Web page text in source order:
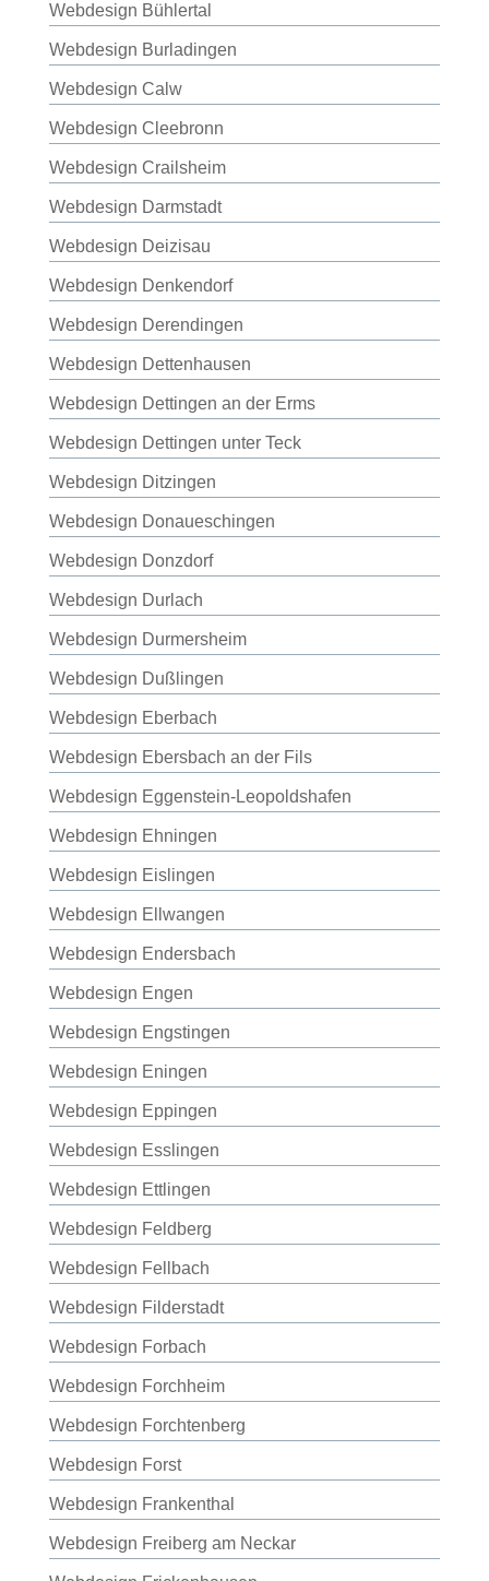
Webdesign Bühlertal
Webdesign Burladingen
Webdesign Calw
Webdesign Cleebronn
Webdesign Crailsheim
Webdesign Darmstadt
Webdesign Deizisau
Webdesign Denkendorf
Webdesign Derendingen
Webdesign Dettenhausen
Webdesign Dettingen an der Erms
Webdesign Dettingen unter Teck
Webdesign Ditzingen
Webdesign Donaueschingen
Webdesign Donzdorf
Webdesign Durlach
Webdesign Durmersheim
Webdesign Dußlingen
Webdesign Eberbach
Webdesign Ebersbach an der Fils
Webdesign Eggenstein-Leopoldshafen
Webdesign Ehningen
Webdesign Eislingen
Webdesign Ellwangen
Webdesign Endersbach
Webdesign Engen
Webdesign Engstingen
Webdesign Eningen
Webdesign Eppingen
Webdesign Esslingen
Webdesign Ettlingen
Webdesign Feldberg
Webdesign Fellbach
Webdesign Filderstadt
Webdesign Forbach
Webdesign Forchheim
Webdesign Forchtenberg
Webdesign Forst
Webdesign Frankenthal
Webdesign Freiberg am Neckar